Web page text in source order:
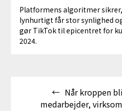
Platformens algoritmer
lynhurtigt får stor synlighed
gør TikTok til epicentret for
2024.
Når kroppen
medarbejder,